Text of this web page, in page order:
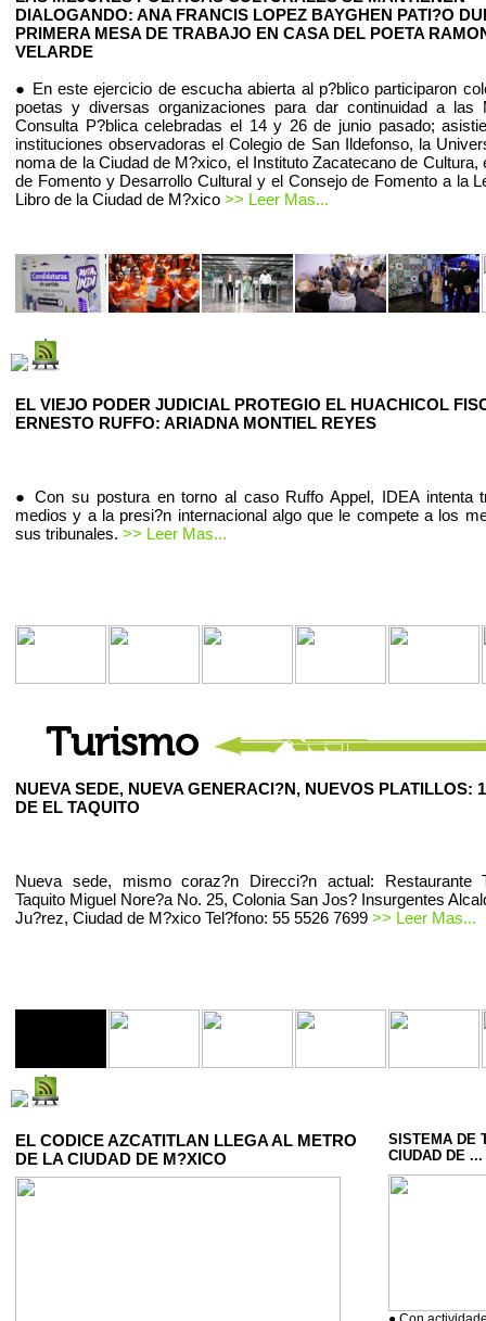
DIALOGANDO: ANA FRANCIS LOPEZ BAYGHEN PATI?O
PRIMERA MESA DE TRABAJO EN CASA DEL POETA
VELARDE
● En este ejercicio de escucha abierta al p?blico participaron
poetas y diversas organizaciones para dar continuidad a las
Consulta P?blica celebradas el 14 y 26 de junio pasado;
instituciones observadoras el Colegio de San Ildefonso, la
noma de la Ciudad de M?xico, el Instituto Zacatecano de Cultura,
de Fomento y Desarrollo Cultural y el Consejo de Fomento a la
Libro de la Ciudad de M?xico >> Leer Mas...
EL VIEJO PODER JUDICIAL PROTEGIO EL HUACHICOL
ERNESTO RUFFO: ARIADNA MONTIEL REYES
● Con su postura en torno al caso Ruffo Appel, IDEA intenta
medios y a la presi?n internacional algo que le compete a los
sus tribunales. >> Leer Mas...
NUEVA SEDE, NUEVA GENERACI?N, NUEVOS PLATILLOS:
DE EL TAQUITO
Nueva sede, mismo coraz?n Direcci?n actual: Restaurante
Taquito Miguel Nore?a No. 25, Colonia San Jos? Insurgentes
Ju?rez, Ciudad de M?xico Tel?fono: 55 5526 7699 >> Leer Mas...
EL CODICE AZCATITLAN LLEGA AL METRO
DE LA CIUDAD DE M?XICO
SISTEMA DE
CIUDAD DE ...